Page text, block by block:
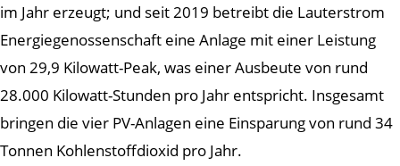
im Jahr erzeugt; und seit 2019 betreibt die Lauterstrom
Energiegenossenschaft eine Anlage mit einer Leistung
von 29,9 Kilowatt-Peak, was einer Ausbeute von rund
28.000 Kilowatt-Stunden pro Jahr entspricht. Insgesamt
bringen die vier PV-Anlagen eine Einsparung von rund 34
Tonnen Kohlenstoffdioxid pro Jahr.